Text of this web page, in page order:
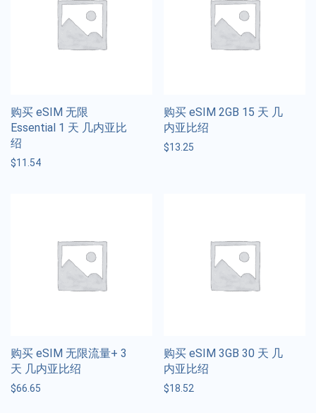
购买 eSIM 无限
Essential 1 天 几内亚比
绍
$11.54
购买 eSIM 2GB 15 天 几
内亚比绍
$13.25
购买 eSIM 无限流量+ 3
天 几内亚比绍
$66.65
购买 eSIM 3GB 30 天 几
内亚比绍
$18.52